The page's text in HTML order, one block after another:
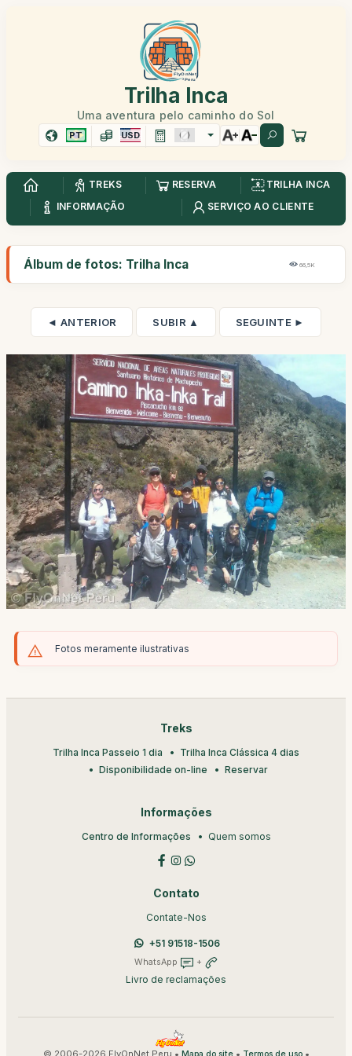
Trilha Inca
Uma aventura pelo caminho do Sol
PT USD
TREKS RESERVA
TRILHA INCA
INFORMAÇÃO
SERVIÇO AO CLIENTE
Álbum de fotos: Trilha Inca 66,5K
◄ ANTERIOR SUBIR ▲ SEGUINTE ►
Fotos meramente ilustrativas
Treks
Trilha Inca Passeio 1 dia
Trilha Inca Clássica 4 dias
Disponibilidade on-line
Reservar
Informações
Centro de Informações Quem somos
Contato
Contate-Nos
+51 91518-1506
WhatsApp +
Livro de reclamações
© 2006-2026 FlyOnNet Peru • • •